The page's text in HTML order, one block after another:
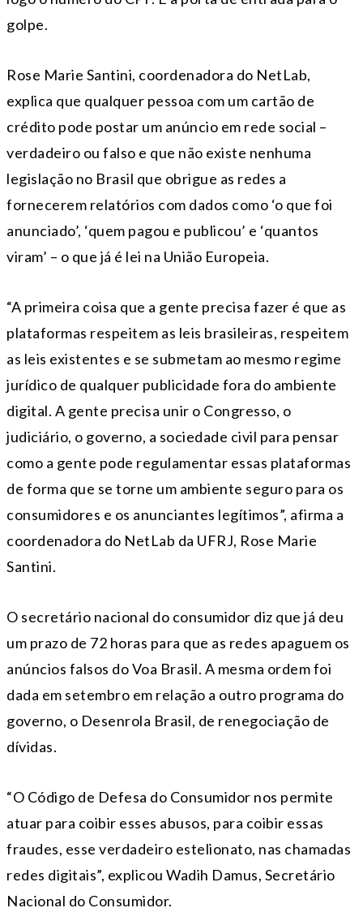
golpe.
Rose Marie Santini, coordenadora do NetLab,
explica que qualquer pessoa com um cartão de
crédito pode postar um anúncio em rede social –
verdadeiro ou falso e que não existe nenhuma
legislação no Brasil que obrigue as redes a
fornecerem relatórios com dados como ‘o que foi
anunciado’, ‘quem pagou e publicou’ e ‘quantos
viram’ – o que já é lei na União Europeia.
“A primeira coisa que a gente precisa fazer é que as
plataformas respeitem as leis brasileiras, respeitem
as leis existentes e se submetam ao mesmo regime
jurídico de qualquer publicidade fora do ambiente
digital. A gente precisa unir o Congresso, o
judiciário, o governo, a sociedade civil para pensar
como a gente pode regulamentar essas plataformas
de forma que se torne um ambiente seguro para os
consumidores e os anunciantes legítimos”, afirma a
coordenadora do NetLab da UFRJ, Rose Marie
Santini.
O secretário nacional do consumidor diz que já deu
um prazo de 72 horas para que as redes apaguem os
anúncios falsos do Voa Brasil. A mesma ordem foi
dada em setembro em relação a outro programa do
governo, o Desenrola Brasil, de renegociação de
dívidas.
“O Código de Defesa do Consumidor nos permite
atuar para coibir esses abusos, para coibir essas
fraudes, esse verdadeiro estelionato, nas chamadas
redes digitais”, explicou Wadih Damus, Secretário
Nacional do Consumidor.